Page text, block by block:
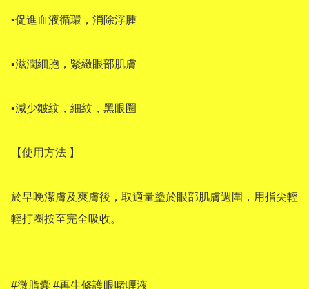
▪促進血液循環，消除浮腫
▪滋潤細胞，緊緻眼部肌膚
▪減少皺紋，細紋，黑眼圈
【使用方法 】
於早晚潔膚及爽膚後，取適量塗於眼部肌膚週圍，用指尖輕
輕打圈按至完全吸收。
#微脂囊 #再生修護眼啫喱液